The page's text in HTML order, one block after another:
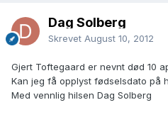
Dag Solberg
Skrevet August 10, 2012
Gjert Toftegaard er nevnt død 10
Kan jeg få opplyst fødselsdato på
Med vennlig hilsen Dag Solberg